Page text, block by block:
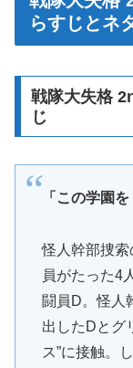
らすじとネ
戦隊大失格
じ
「この学園
怪人幹部捜
員がたった4
闘員D。怪人
出したDとグ
ス”に接触。